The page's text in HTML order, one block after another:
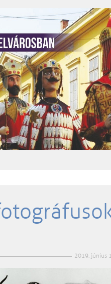
2019. június